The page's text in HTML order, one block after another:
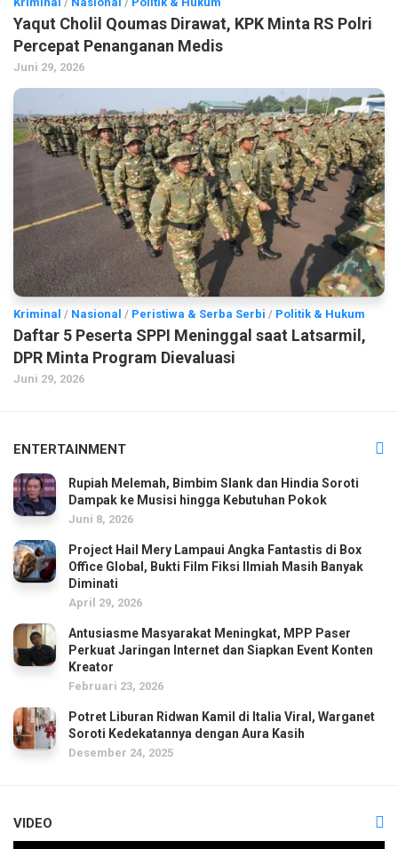
Yaqut Cholil Qoumas Dirawat, KPK Minta RS Polri
Percepat Penanganan Medis
Juni 29, 2026
Kriminal / Nasional / Peristiwa & Serba Serbi / Politik & Hukum
Daftar 5 Peserta SPPI Meninggal saat Latsarmil,
DPR Minta Program Dievaluasi
Juni 29, 2026
ENTERTAINMENT
Rupiah Melemah, Bimbim Slank dan Hindia Soroti
Dampak ke Musisi hingga Kebutuhan Pokok
Juni 8, 2026
Project Hail Mery Lampaui Angka Fantastis di Box
Office Global, Bukti Film Fiksi Ilmiah Masih Banyak
Diminati
April 29, 2026
Antusiasme Masyarakat Meningkat, MPP Paser
Perkuat Jaringan Internet dan Siapkan Event Konten
Kreator
Februari 23, 2026
Potret Liburan Ridwan Kamil di Italia Viral, Warganet
Soroti Kedekatannya dengan Aura Kasih
Desember 24, 2025
VIDEO